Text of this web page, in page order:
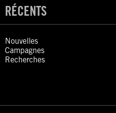
RÉCENTS
Nouvelles
Campagnes
Recherches